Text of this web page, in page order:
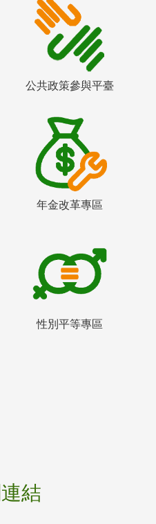
公共政策參與平臺
年金改革專區
性別平等專區
結